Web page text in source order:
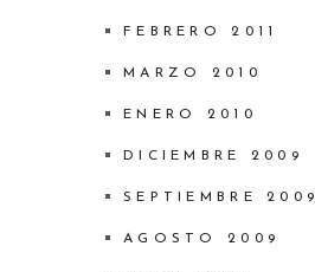
FEBRERO 2011
MARZO 2010
ENERO 2010
DICIEMBRE 2009
SEPTIEMBRE 2009
AGOSTO 2009